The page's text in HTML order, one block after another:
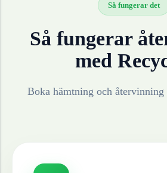
Så fungerar det
Så fungerar
med
Boka hämtning och